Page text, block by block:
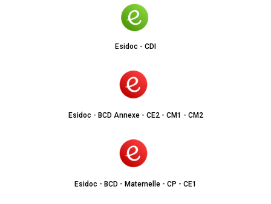
Esidoc - CDI
Esidoc - BCD Annexe - CE2 - CM1 - CM2
Esidoc - BCD - Maternelle - CP - CE1